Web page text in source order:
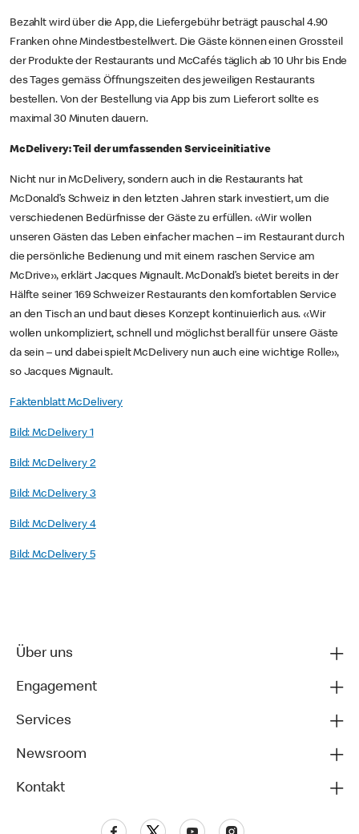
Bezahlt wird über die App, die Liefergebühr beträgt pauschal 4.90
Franken ohne Mindestbestellwert. Die Gäste können einen Grossteil
der Produkte der Restaurants und McCafés täglich ab 10 Uhr bis Ende
des Tages gemäss Öffnungszeiten des jeweiligen Restaurants
bestellen. Von der Bestellung via App bis zum Lieferort sollte es
maximal 30 Minuten dauern.
McDelivery: Teil der umfassenden Serviceinitiative
Nicht nur in McDelivery, sondern auch in die Restaurants hat
McDonald’s Schweiz in den letzten Jahren stark investiert, um die
verschiedenen Bedürfnisse der Gäste zu erfüllen. «Wir wollen
unseren Gästen das Leben einfacher machen – im Restaurant durch
die persönliche Bedienung und mit einem raschen Service am
McDrive», erklärt Jacques Mignault. McDonald’s bietet bereits in der
Hälfte seiner 169 Schweizer Restaurants den komfortablen Service
an den Tisch an und baut dieses Konzept kontinuierlich aus. «Wir
wollen unkompliziert, schnell und möglichst berall für unsere Gäste
da sein – und dabei spielt McDelivery nun auch eine wichtige Rolle»,
so Jacques Mignault.
Faktenblatt McDelivery
Bild: McDelivery 1
Bild: McDelivery 2
Bild: McDelivery 3
Bild: McDelivery 4
Bild: McDelivery 5
Über uns
Engagement
Services
Newsroom
Kontakt